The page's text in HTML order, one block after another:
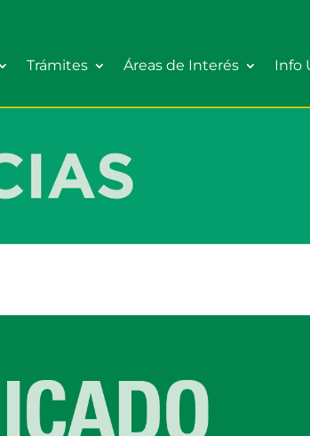
Trámites Áreas de Interés Info